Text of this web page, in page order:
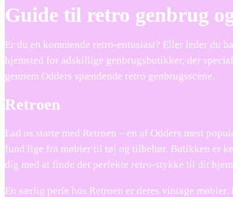
Guide til retro genbrug
Er du en kommende retro-entusiast? Eller leder du
hjemsted for adskillige genbrugsbutikker, der
gennem Odders spændende retro genbrugsscene.
Retroen
Lad os starte med Retroen – en af Odders mest
fund lige fra møbler til tøj og tilbehør. Butikken er
dig med at finde det perfekte retro-stykke til dit
En særlig perle hos Retroen er deres vintage